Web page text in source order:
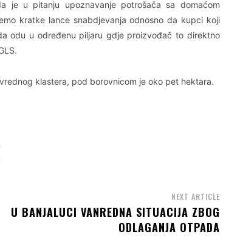
je u pitanju upoznavanje potrošača sa domaćom
kratke lance snabdjevanja odnosno da kupci koji
odu u određenu piljaru gdje proizvođač to direktno
klastera, pod borovnicom je oko pet hektara.
NEXT ARTICLE
U BANJALUCI VANREDNA SITUACIJA ZBOG
ODLAGANJA OTPADA